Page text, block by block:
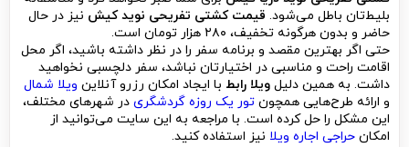
بلیط‌تان باطل می‌شود. قیمت کشتی تفریحی نوید کیش نیز در حال
حاضر و بدون هرگونه تخفیف، ۲۸۰ هزار تومان است.
حتی اگر بهترین مقصد و برنامه سفر را در نظر داشته باشید، اگر محل
اقامت راحت و مناسبی در اختیارتان نباشد، سفر دلچسبی نخواهید
داشت. به همین دلیل ویلا رابط با ایجاد امکان رزرو آنلاین ویلا شمال
و ارائه طرح‌هایی همچون تور یک روزه گردشگری در شهرهای مختلف،
این مشکل را حل کرده است. با مراجعه به این سایت می‌توانید از
امکان حراجی اجاره ویلا نیز استفاده کنید.